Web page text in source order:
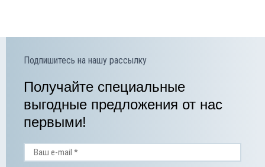
Подпишитесь на нашу рассылку
Получайте специальные
выгодные предложения от нас
первыми!